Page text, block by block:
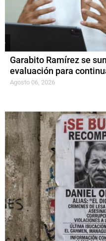
Garabito Ramírez se
evaluación para
Agosto 06, 2026